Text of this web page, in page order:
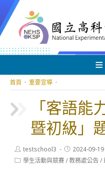
轉
至
要
容
「客語能
暨初級」
首頁 · 重要宣導 ·
Post
author:
testschool3
Post
published:
2024-09-19
Post學生活動與競賽/教務處公告/